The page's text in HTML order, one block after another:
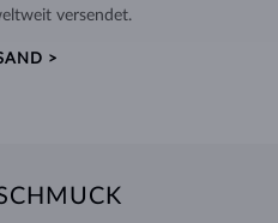
versendet.
>